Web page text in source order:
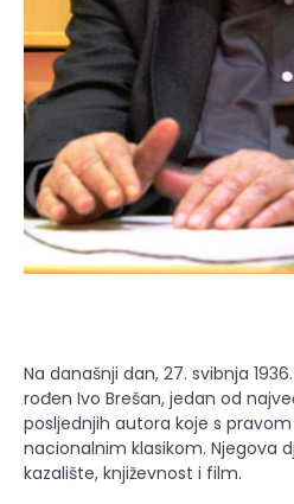
Na današnji dan, 27. svibnja
rođen Ivo Brešan, jedan od
posljednjih autora koje s
nacionalnim klasikom. Njegova
kazalište, književnost i film.